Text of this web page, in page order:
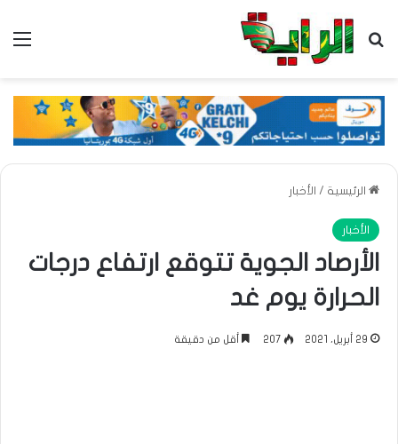
بحث عن
الرئيسية / الأخبار
الأخبار
الأرصاد الجوية تتوقع ارتفاع درجات
الحرارة يوم غد
29 أبريل، 2021 207 أقل من دقيقة